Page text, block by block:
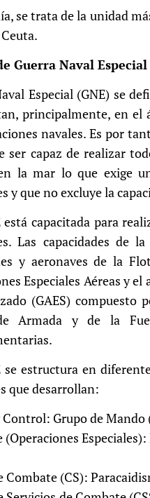
se trata de la unidad
Guerra Naval
Especial (GNE) se
principalmente, en
navales. Es por
ser capaz de realizar
la mar lo que exige
y que no excluye la
está capacitada para
Las capacidades de
y aeronaves de la
Especiales Aéreas y
(GAES)
Armada y de la
se estructura en
que desarrollan:
Grupo de Mando
(Operaciones
Combate (CS):